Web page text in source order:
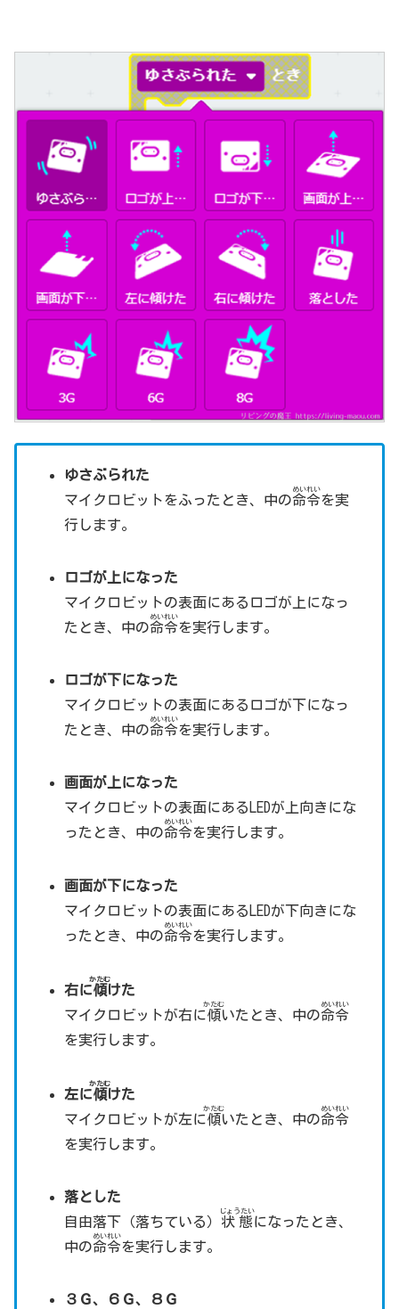
ゆさぶられた
マイクロビットをふったとき、中の命令
めいれい
を実
行します。
ロゴが上になった
マイクロビットの表面にあるロゴが上になっ
たとき、中の命令
めいれい
を実行します。
ロゴが下になった
マイクロビットの表面にあるロゴが下になっ
たとき、中の命令
めいれい
を実行します。
画面が上になった
マイクロビットの表面にあるLEDが上向きにな
ったとき、中の命令
めいれい
を実行します。
画面が下になった
マイクロビットの表面にあるLEDが下向きにな
ったとき、中の命令
めいれい
を実行します。
右に傾
かたむ
けた
マイクロビットが右に傾
かたむ
いたとき、中の命令
めいれい
を実行します。
左に傾
かたむ
けた
マイクロビットが左に傾
かたむ
いたとき、中の命令
めいれい
を実行します。
落とした
自由落下（落ちている） 状態
じょうたい
になったとき、
中の命令
めいれい
を実行します。
３Ｇ、６Ｇ、８Ｇ